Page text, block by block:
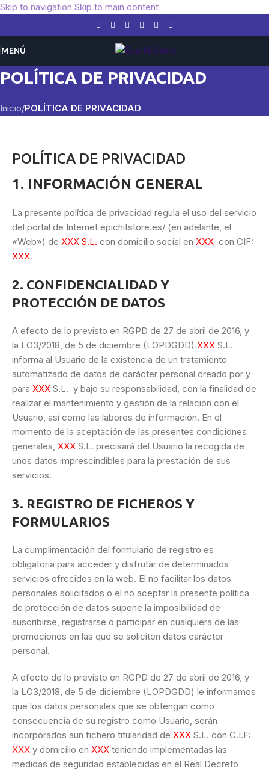
Skip to navigation Skip to main content
MENÚ
POLÍTICA DE PRIVACIDAD
Inicio/POLÍTICA DE PRIVACIDAD
POLÍTICA DE PRIVACIDAD
1. INFORMACIÓN GENERAL
La presente política de privacidad regula el uso del servicio
del portal de Internet epichitstore.es/ (en adelante, el
«Web») de XXX S.L. con domicilio social en XXX con CIF:
XXX.
2. CONFIDENCIALIDAD Y
PROTECCIÓN DE DATOS
A efecto de lo previsto en RGPD de 27 de abril de 2016, y
la LO3/2018, de 5 de diciembre (LOPDGDD) XXX S.L.
informa al Usuario de la existencia de un tratamiento
automatizado de datos de carácter personal creado por y
para XXX S.L. y bajo su responsabilidad, con la finalidad de
realizar el mantenimiento y gestión de la relación con el
Usuario, así como las labores de información. En el
momento de la aceptación de las presentes condiciones
generales, XXX S.L. precisará del Usuario la recogida de
unos datos imprescindibles para la prestación de sus
servicios.
3. REGISTRO DE FICHEROS Y
FORMULARIOS
La cumplimentación del formulario de registro es
obligatoria para acceder y disfrutar de determinados
servicios ofrecidos en la web. El no facilitar los datos
personales solicitados o el no aceptar la presente política
de protección de datos supone la imposibilidad de
suscribirse, registrarse o participar en cualquiera de las
promociones en las que se soliciten datos carácter
personal.
A efecto de lo previsto en RGPD de 27 de abril de 2016, y
la LO3/2018, de 5 de diciembre (LOPDGDD) le informamos
que los datos personales que se obtengan como
consecuencia de su registro como Usuario, serán
incorporados aun fichero titularidad de XXX S.L. con C.I.F:
XXX y domicilio en XXX teniendo implementadas las
medidas de seguridad establecidas en el Real Decreto